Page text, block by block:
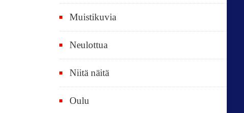
t
Muistikuvia
Neulottua
Niitä näitä
Oulu